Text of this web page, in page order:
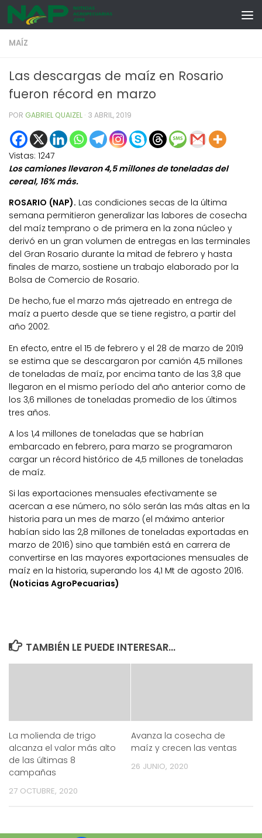
Skip to content
MAÍZ
Las descargas de maíz en Rosario
fueron récord en marzo
POR GABRIEL QUAIZEL · 3 ABRIL, 2019
Vistas: 1247
Los camiones llevaron 4,5 millones de toneladas del
cereal, 16% más.
ROSARIO (NAP). Las condiciones secas de la última
semana permitieron generalizar las labores de cosecha
del maíz temprano o de primera en la zona núcleo y
derivó en un gran volumen de entregas en las terminales
del Gran Rosario durante la mitad de febrero y hasta
finales de marzo, sostiene un trabajo elaborado por la
Bolsa de Comercio de Rosario.
De hecho, fue el marzo más ajetreado en entrega de
maíz a puerto desde que se tiene registro, a partir del
año 2002.
En efecto, entre el 15 de febrero y el 28 de marzo de 2019
se estima que se descargaron por camión 4,5 millones
de toneladas de maíz, por encima tanto de las 3,8 que
llegaron en el mismo período del año anterior como de
los 3,6 millones de toneladas promedio de los últimos
tres años.
A los 1,4 millones de toneladas que se habrían
embarcado en febrero, para marzo se programaron
cargar un récord histórico de 4,5 millones de toneladas
de maíz.
Si las exportaciones mensuales efectivamente se
acercan a ese número, no sólo serán las más altas en la
historia para un mes de marzo (el máximo anterior
habían sido las 2,8 millones de toneladas exportadas en
marzo de 2016) sino que también está en carrera de
convertirse en las mayores exportaciones mensuales de
maíz en la historia, superando los 4,1 Mt de agosto 2016.
(Noticias AgroPecuarias)
TAMBIÉN LE PUEDE INTERESAR...
La molienda de trigo
alcanza el valor más alto
de las últimas 8
campañas
27 OCTUBRE, 2020
Avanza la cosecha de
maíz y crecen las ventas
26 JUNIO, 2020